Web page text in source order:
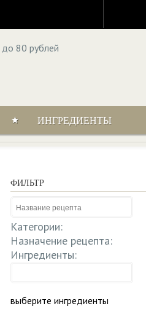
ИНГРЕДИЕНТЫ
ФИЛЬТР
Категории:
Назначение рецепта:
Ингредиенты:
выберите ингредиенты